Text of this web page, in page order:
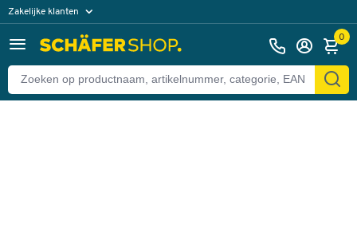
Zakelijke klanten
Particuliere klanten 0
Terug